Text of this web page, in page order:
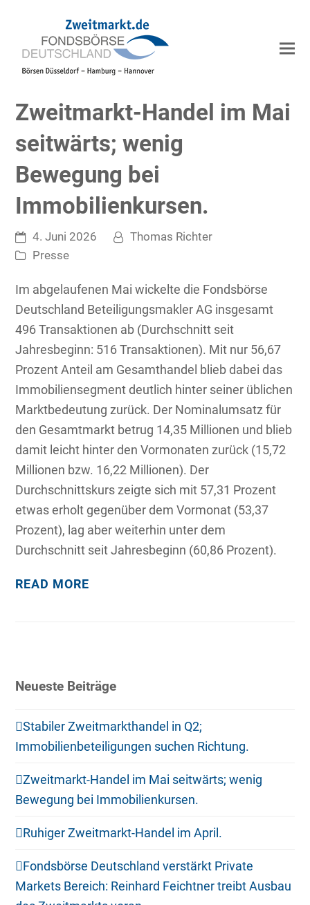
Zweitmarkt-Handel im Mai
seitwärts; wenig
Bewegung bei
Immobilienkursen.
4. Juni 2026
Thomas Richter
Presse
Im abgelaufenen Mai wickelte die Fondsbörse
Deutschland Beteiligungsmakler AG insgesamt
496 Transaktionen ab (Durchschnitt seit
Jahresbeginn: 516 Transaktionen). Mit nur 56,67
Prozent Anteil am Gesamthandel blieb dabei das
Immobiliensegment deutlich hinter seiner üblichen
Marktbedeutung zurück. Der Nominalumsatz für
den Gesamtmarkt betrug 14,35 Millionen und blieb
damit leicht hinter den Vormonaten zurück (15,72
Millionen bzw. 16,22 Millionen). Der
Durchschnittskurs zeigte sich mit 57,31 Prozent
etwas erholt gegenüber dem Vormonat (53,37
Prozent), lag aber weiterhin unter dem
Durchschnitt seit Jahresbeginn (60,86 Prozent).
READ MORE
Neueste Beiträge
Stabiler Zweitmarkthandel in Q2;
Immobilienbeteiligungen suchen Richtung.
Zweitmarkt-Handel im Mai seitwärts; wenig
Bewegung bei Immobilienkursen.
Ruhiger Zweitmarkt-Handel im April.
Fondsbörse Deutschland verstärkt Private
Markets Bereich: Reinhard Feichtner treibt Ausbau